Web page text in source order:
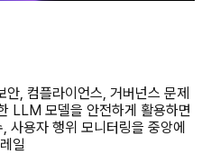
, 컴플라이언스, 거버넌스 문제
LLM 모델을 안전하게 활용하면
사용자 행위 모니터링을 중앙에
일